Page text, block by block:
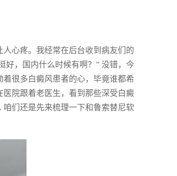
心疼。我经常在后台收到病友们的
好，国内什么时候有啊？” 没错，今
很多白癜风患者的心，毕竟谁都希
院跟着老医生，看到那些深受白癜
们还是先来梳理一下和鲁索替尼软